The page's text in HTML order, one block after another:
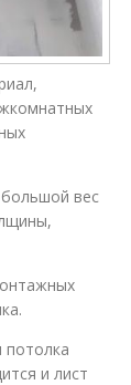
вес
потолка
и лист